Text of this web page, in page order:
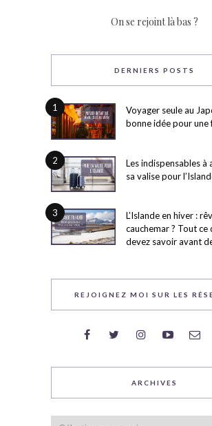
On se rejoint là bas ?
DERNIERS POSTS
1
Voyager seule au
bonne idée pour une
2
Les indispensables à
sa valise pour
3
L’Islande en hiver :
cauchemar ? Tout ce
devez savoir avant
REJOIGNEZ MOI SUR LES
ARCHIVES